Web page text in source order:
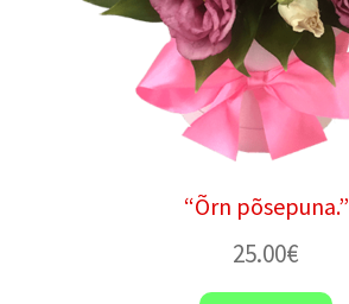
“Õrn põsepuna.”
25.00€